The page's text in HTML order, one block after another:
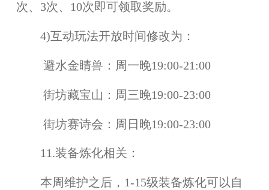
次、3次、10次即可领取奖励。
4)互动玩法开放时间修改为：
避水金睛兽：周一晚19:00-21:00
街坊藏宝山：周三晚19:00-23:00
街坊赛诗会：周日晚19:00-23:00
11.装备炼化相关：
本周维护之后，1-15级装备炼化可以自